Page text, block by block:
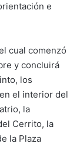
e
cual comenzó
y concluirá
los
el interior del
la
Cerrito, la
la Plaza